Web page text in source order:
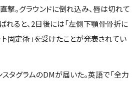
撃。グラウンドに倒れ込み、唇は切れて
れると、2日後には「左側下顎骨骨折に
固定術」を受けたことが発表されてい
タグラムのDMが届いた。英語で「全力